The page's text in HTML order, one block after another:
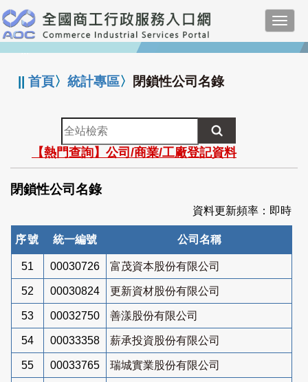
跳
到
主
要
:::
||首頁〉統計專區〉 閉鎖性公司名錄
全
站
檢
索
【熱門查詢】公司/商業/工廠登記資料
閉鎖性公司名錄
資料更新頻率：即時
序號 統一編號 公司名稱
51 00030726 富茂資本股份有限公司
52 00030824 更新資材股份有限公司
53 00032750 善漾股份有限公司
54 00033358 薪承投資股份有限公司
55 00033765 瑞城實業股份有限公司